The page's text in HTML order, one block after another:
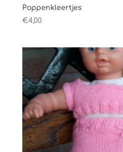
Poppenkleertjes
€4,00